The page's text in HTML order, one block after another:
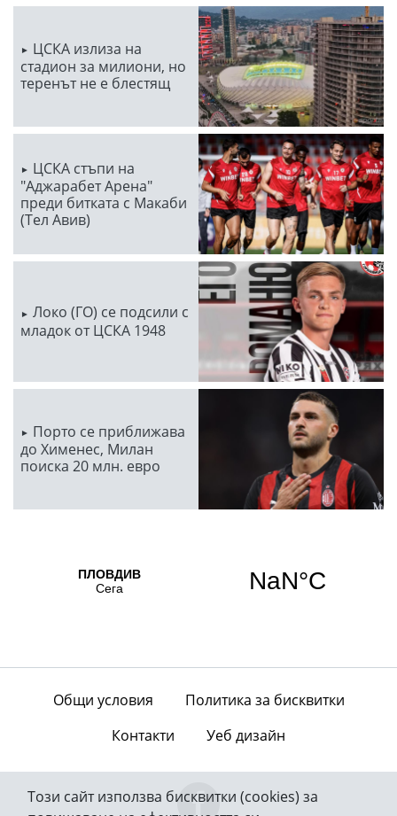
ЦСКА излиза на
стадион за милиони, но
теренът не е блестящ
ЦСКА стъпи на
"Аджарабет Арена"
преди битката с Макаби
(Тел Авив)
Локо (ГО) се подсили с
младок от ЦСКА 1948
Порто се приближава
до Хименес, Милан
поиска 20 млн. евро
Общи условия
Политика за бисквитки
Контакти
Уеб дизайн
Този сайт използва бисквитки (cookies) за